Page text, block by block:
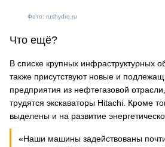
Фото: rushydro.ru
Что ещё?
В списке крупных инфраструктурных
также присутствуют новые и
предприятия из нефтегазовой
трудятся экскаваторы Hitachi. Кроме
выделены и на развитие
«Наши машины задействованы